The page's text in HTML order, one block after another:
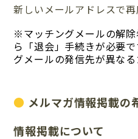
新しいメールアドレスで再
※マッチングメールの解
ら「退会」手続きが必要で
グメールの発信先が異なる
メルマガ情報掲載の
情報掲載について